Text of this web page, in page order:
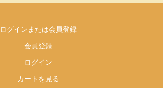
ログインまたは会員登録
会員登録
ログイン
カートを見る